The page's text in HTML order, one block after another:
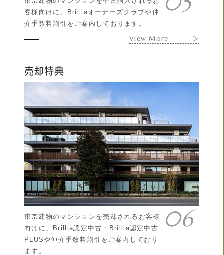
客様向けに、Brilliaオーナーズクラブや仲
介手数料割引をご案内しております。
View More ＞
売却特典
東京建物のマンションを売却されるお客様
向けに、Brillia認定中古・Brillia認定中古
PLUSや仲介手数料割引をご案内しており
ます。